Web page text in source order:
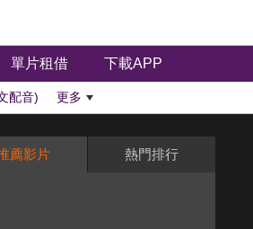
單片租借 下載APP
配音) 更多
薦影片 熱門排行